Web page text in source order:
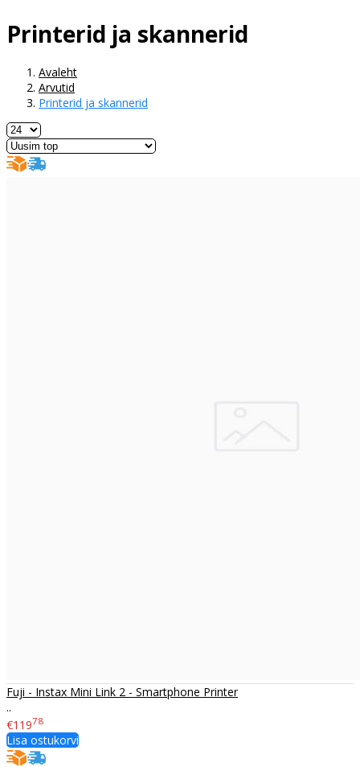
Printerid ja skannerid
Avaleht
Arvutid
Printerid ja skannerid
Fuji - Instax Mini Link 2 - Smartphone Printer
..
€11978
Lisa ostukorvi